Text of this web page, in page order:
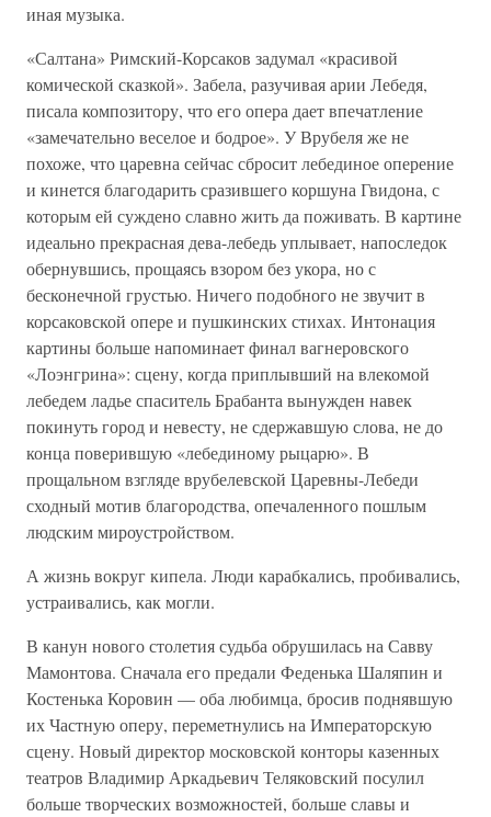
иная музыка.
«Салтана» Римский-Корсаков задумал «красивой
комической сказкой». Забела, разучивая арии Лебедя,
писала композитору, что его опера дает впечатление
«замечательно веселое и бодрое». У Врубеля же не
похоже, что царевна сейчас сбросит лебединое оперение
и кинется благодарить сразившего коршуна Гвидона, с
которым ей суждено славно жить да поживать. В картине
идеально прекрасная дева-лебедь уплывает, напоследок
обернувшись, прощаясь взором без укора, но с
бесконечной грустью. Ничего подобного не звучит в
корсаковской опере и пушкинских стихах. Интонация
картины больше напоминает финал вагнеровского
«Лоэнгрина»: сцену, когда приплывший на влекомой
лебедем ладье спаситель Брабанта вынужден навек
покинуть город и невесту, не сдержавшую слова, не до
конца поверившую «лебединому рыцарю». В
прощальном взгляде врубелевской Царевны-Лебеди
сходный мотив благородства, опечаленного пошлым
людским мироустройством.
А жизнь вокруг кипела. Люди карабкались, пробивались,
устраивались, как могли.
В канун нового столетия судьба обрушилась на Савву
Мамонтова. Сначала его предали Феденька Шаляпин и
Костенька Коровин — оба любимца, бросив поднявшую
их Частную оперу, переметнулись на Императорскую
сцену. Новый директор московской конторы казенных
театров Владимир Аркадьевич Теляковский посулил
больше творческих возможностей, больше славы и